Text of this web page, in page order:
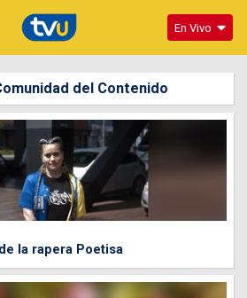
En Vivo
del Contenido
la rapera Poetisa